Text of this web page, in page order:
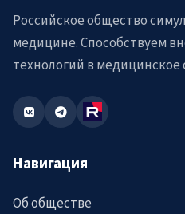
Российское общество
медицине. Способствуем
технологий в медицинское
Навигация
Об обществе